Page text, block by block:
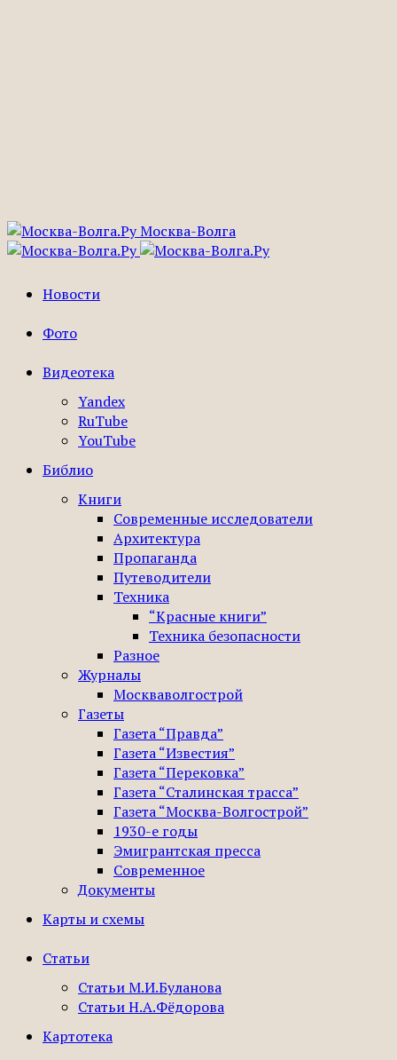
Москва-Волга
Новости
Фото
Видеотека
Yandex
RuTube
YouTube
Библио
Книги
Современные исследователи
Архитектура
Пропаганда
Путеводители
Техника
“Красные книги”
Техника безопасности
Разное
Журналы
Москваволгострой
Газеты
Газета “Правда”
Газета “Известия”
Газета “Перековка”
Газета “Сталинская трасса”
Газета “Москва-Волгострой”
1930-е годы
Эмигрантская пресса
Современное
Документы
Карты и схемы
Статьи
Статьи М.И.Буланова
Статьи Н.А.Фёдорова
Картотека